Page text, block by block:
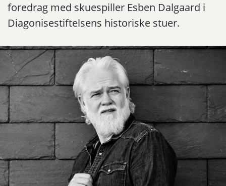
foredrag med skuespiller Esben Dalgaard i
Diagonisestiftelsens historiske stuer.